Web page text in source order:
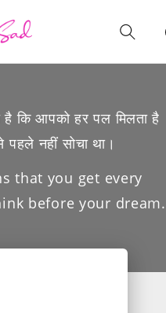
है कि आपको हर पल मिलता है
नहीं सोचा था।
that you get every
before your dream.